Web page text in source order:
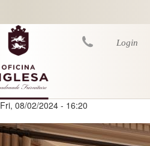
Login
Fri, 08/02/2024 - 16:20